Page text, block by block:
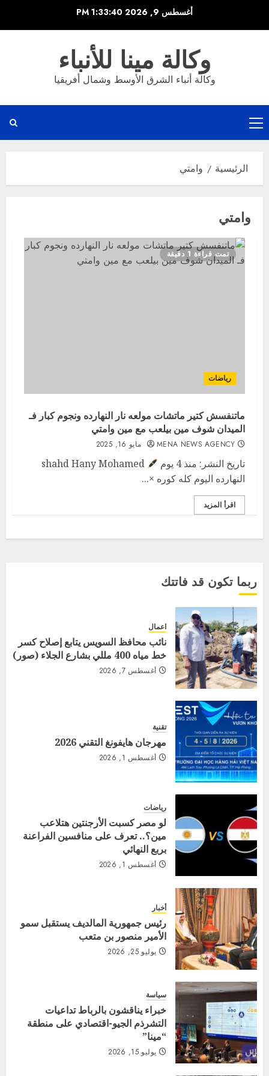
أغسطس 9, 2026 1:33:40 PM
وكالة مينا للأنباء
وكالة أنباء الشرق الأوسط وشمال أفريقيا
القائمة
الرئيسية
الرئيسية وامتي
وامتي
تمت قراءة 1 دقيقة
رياضات
ماتنفسش كتير ماتشات مولعه نار النهارده ونجوم كبار فـ
الميدان شوف مين بيلعب مع مين وامتي
MENA NEWS AGENCY مايو 16, 2025
تاريخ النشر: منذ 4 يوم
shahd Hany Mohamed
النهارده اليوم كله كوره ×...
اقرأ المزيد
ربما تكون قد فاتتك
اعمال
نائب محافظ السويس يتابع إصلاح كسر
خط مياه 400 مللي بشارع الجلاء (صور)
أغسطس 7, 2026
تقنية
مهرجان هايفونغ التقني 2026
أغسطس 1, 2026
رياضات
لو مصر كسبت الأرجنتين هتلاعب
مين؟.. تعرف على منافسين الفراعنة
بربع النهائي
أغسطس 1, 2026
أخبار
رئيس جمهورية المالديف يستقبل سمو
الأمير منصور بن متعب
يوليو 25, 2026
سياسة
خبراء يناقشون بالرباط تداعيات
التشرذم الجيو-اقتصادي على منطقة
“مينا”
يوليو 15, 2026